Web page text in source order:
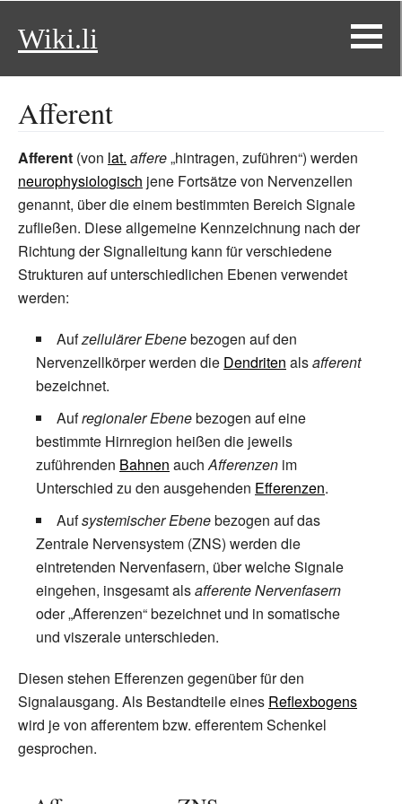
Wiki.li
Afferent
Afferent (von lat. affere„hintragen, zuführen“) werden
neurophysiologisch jene Fortsätze von Nervenzellen
genannt, über die einem bestimmten Bereich Signale
zufließen. Diese allgemeine Kennzeichnung nach der
Richtung der Signalleitung kann für verschiedene
Strukturen auf unterschiedlichen Ebenen verwendet
werden:
Aufzellulärer Ebenebezogen auf den
Nervenzellkörper werden die Dendriten alsafferent
bezeichnet.
Aufregionaler Ebenebezogen auf eine
bestimmte Hirnregion heißen die jeweils
zuführenden Bahnen auchAfferenzen im
Unterschied zu den ausgehenden Efferenzen.
Aufsystemischer Ebenebezogen auf das
Zentrale Nervensystem (ZNS) werden die
eintretenden Nervenfasern, über welche Signale
eingehen, insgesamt alsafferente Nervenfasern
oder „Afferenzen“ bezeichnet und in somatische
und viszerale unterschieden.
Diesen stehen Efferenzen gegenüber für den
Signalausgang. Als Bestandteile eines Reflexbogens
wird je von afferentem bzw. efferentem Schenkel
gesprochen.